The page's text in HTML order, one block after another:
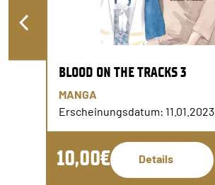
BLOOD ON THE TRACKS 3
MANGA
Erscheinungsdatum: 11.01.2023
10,00€ Details